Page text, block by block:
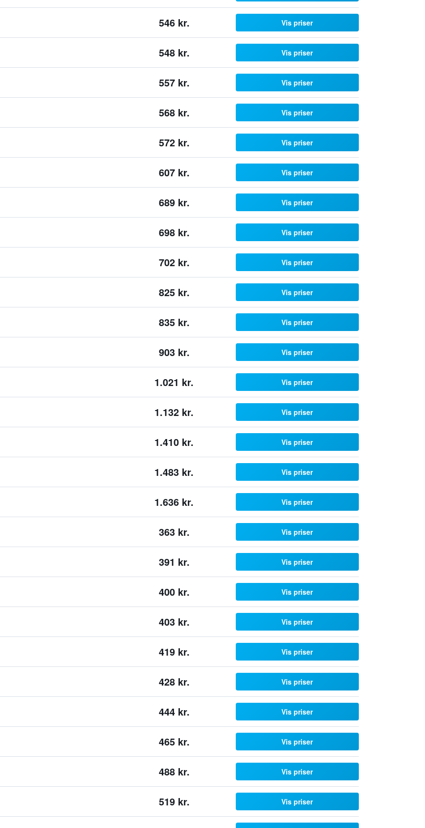
546 kr. Vis priser
548 kr. Vis priser
557 kr. Vis priser
568 kr. Vis priser
572 kr. Vis priser
607 kr. Vis priser
689 kr. Vis priser
698 kr. Vis priser
702 kr. Vis priser
825 kr. Vis priser
835 kr. Vis priser
903 kr. Vis priser
1.021 kr. Vis priser
1.132 kr. Vis priser
1.410 kr. Vis priser
1.483 kr. Vis priser
1.636 kr. Vis priser
363 kr. Vis priser
391 kr. Vis priser
400 kr. Vis priser
403 kr. Vis priser
419 kr. Vis priser
428 kr. Vis priser
444 kr. Vis priser
465 kr. Vis priser
488 kr. Vis priser
519 kr. Vis priser